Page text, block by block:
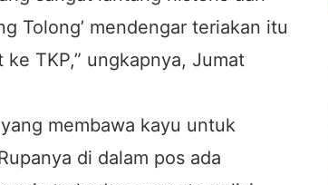
Tolong’ mendengar teriakan itu
TKP,” ungkapnya, Jumat
membawa kayu untuk
di dalam pos ada